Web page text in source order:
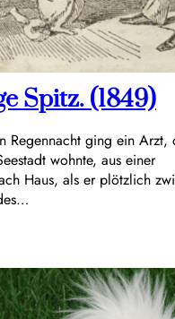
Spitz. (1849)
Regennacht ging ein Arzt,
wohnte, aus einer
Haus, als er plötzlich